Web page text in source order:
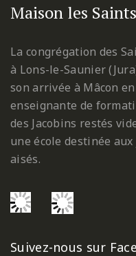
Maison les
La congrégation des
à Lons-le-Saunier
son arrivée à Mâcon
enseignante de
des Jacobins restés
une école destinée
aisés.
Suivez-nous sur